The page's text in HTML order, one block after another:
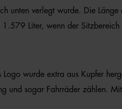
unten verlegt wurde. Die
Liter, wenn der Sitzbereich
wurde extra aus Kupfer
und sogar Fahrräder zählen.